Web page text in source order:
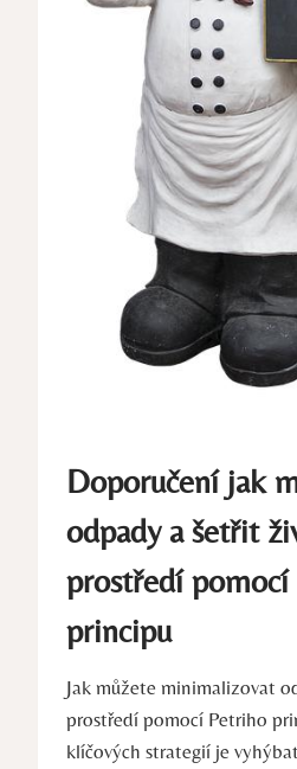
Doporučení ⁤jak
odpady a‌ šetřit
prostředí
principu
Jak ⁣můžete minimalizovat
prostředí pomocí Petriho
klíčových strategií ‌je